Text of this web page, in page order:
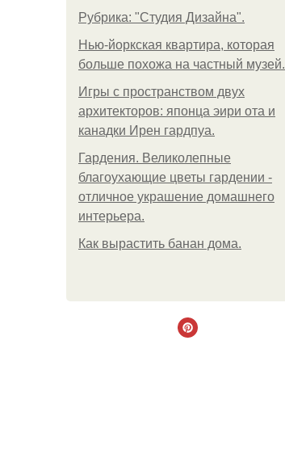
Рубрика: "Студия Дизайна".
Нью-йоркская квартира, которая
больше похожа на частный музей.
Игры с пространством двух
архитекторов: японца эири ота и
канадки Ирен гардпуа.
Гардения. Великолепные
благоухающие цветы гардении -
отличное украшение домашнего
интерьера.
Как вырастить банан дома.